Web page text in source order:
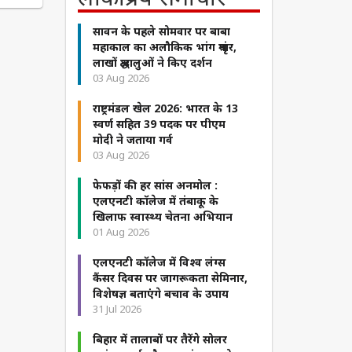
सावन के पहले सोमवार पर बाबा
महाकाल का अलौकिक भांग श्रृंगार,
लाखों श्रद्धालुओं ने किए दर्शन
03 Aug 2026
राष्ट्रमंडल खेल 2026: भारत के 13
स्वर्ण सहित 39 पदक पर पीएम
मोदी ने जताया गर्व
03 Aug 2026
फेफड़ों की हर सांस अनमोल :
एलएनटी कॉलेज में तंबाकू के
खिलाफ स्वास्थ्य चेतना अभियान
01 Aug 2026
एलएनटी कॉलेज में विश्व लंग्स
कैंसर दिवस पर जागरूकता सेमिनार,
विशेषज्ञ बताएंगे बचाव के उपाय
31 Jul 2026
बिहार में तालाबों पर तैरेंगे सोलर